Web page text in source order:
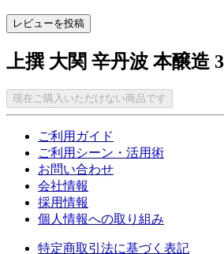
レビューを投稿
上撰 大関 辛丹波 本醸造
現在ご購入いただけない商品です
ご利用ガイド
ご利用シーン・活用術
お問い合わせ
会社情報
採用情報
個人情報への取り組み
特定商取引法に基づく表記